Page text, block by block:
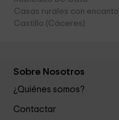
Casas rurales con encanto
Castillo (Cáceres)
Sobre Nosotros
¿Quiénes somos?
Contactar